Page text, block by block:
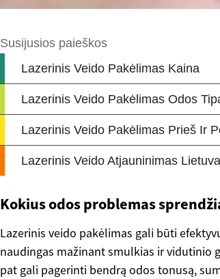
Kokius odos problemas
Lazerinis veido pakėlimas gali būti
naudingas mažinant smulkias ir vidutinio
pat gali pagerinti bendrą odos tonusą,